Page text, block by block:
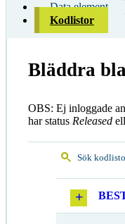
Data element
Kodlistor
Bläddra
OBS: Ej inloggade
har status Released
Sök